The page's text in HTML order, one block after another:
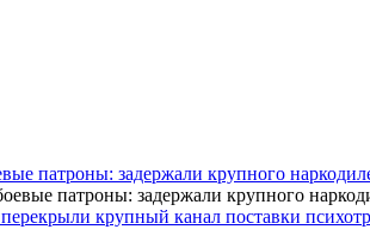
патроны: задержали крупного
крупный канал поставки